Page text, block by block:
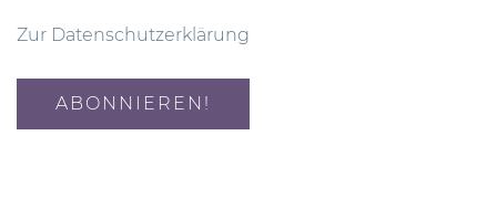
Zur Datenschutzerklärung